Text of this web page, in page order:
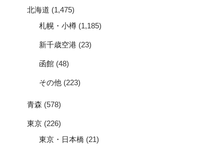
北海道 (1,475)
札幌・小樽 (1,185)
新千歳空港 (23)
函館 (48)
その他 (223)
青森 (578)
東京 (226)
東京・日本橋 (21)